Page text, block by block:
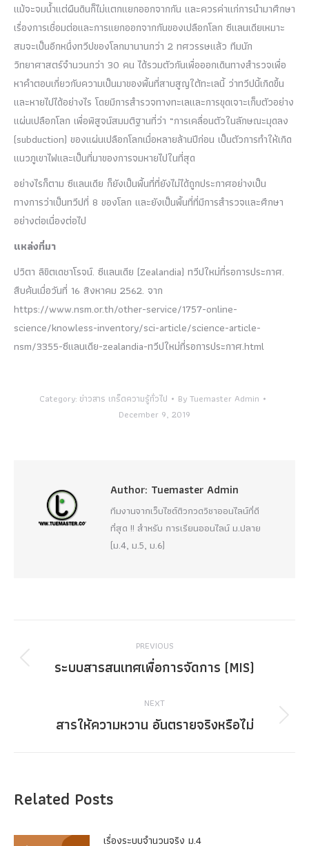
แม้จะจมน้ำแต่ผืนดินก็ไม่แตกแยกออกจากกัน และควรค่าแก่การนำมาศึกษา
เรื่องการเชื่อมต่อและการแยกออกจากกันของเปลือกโลก ซีแลนเดียเหมาะ
สมจะเป็นอีกหนึ่งทวีปของโลกมานานกว่า 2 ทศวรรษแล้ว ทีมนัก
วิทยาศาสตร์จำนวนกว่า 30 คน ได้รวมตัวกันเพื่อออกเดินทางสำรวจเพื่อ
หาคำตอบเกี่ยวกับความเป็นมาของพื้นที่สาบสูญใต้ทะเลนี้ ว่าทวีปนี้เกิดขึ้น
และหายไปได้อย่างไร โดยมีการสำรวจทางทะเลและการขุดเจาะเก็บตัวอย่าง
แผ่นเปลือกโลก เพื่อพิสูจน์สมมติฐานที่ว่า “การเคลื่อนตัวในลักษณะมุดลง
(subduction) ของแผ่นเปลือกโลกเมื่อหลายล้านปีก่อน เป็นตัวการทำให้เกิด
แนวภูเขาไฟและเป็นที่มาของการจมหายไปในที่สุด
อย่างไรก็ตาม ซีแลนเดีย ก็ยังเป็นพื้นที่ที่ยังไม่ได้ถูกประกาศอย่างเป็น
ทางการว่าเป็นทวีปที่ 8 ของโลก และยังเป็นพื้นที่ที่มีการสำรวจและศึกษา
อย่างต่อเนื่องต่อไป
แหล่งที่มา
ปวิตา ลิขิตเดชาโรจน์. ซีแลนเดีย (Zealandia) ทวีปใหม่ที่รอการประกาศ.
สืบค้นเมื่อวันที่ 16 สิงหาคม 2562. จาก
https://www.nsm.or.th/other-service/1757-online-
science/knowless-inventory/sci-article/science-article-
nsm/3355-ซีแลนเดีย-zealandia-ทวีปใหม่ที่รอการประกาศ.html
Category: ข่าวสาร เกร็ดความรู้ทั่วไป ByTuemaster Admin
December 9, 2019
Author: Tuemaster Admin
ทีมงานจากเว็บไซต์ติวกวดวิชาออนไลน์ที่ดี
ที่สุด !! สำหรับ การเรียนออนไลน์ ม.ปลาย
(ม.4, ม.5, ม.6)
navigation
PREVIOUS
Previous
ระบบสารสนเทศเพื่อการจัดการ (MIS)
NEXT
Next
สารให้ความหวาน อันตรายจริงหรือไม่
Related Posts
เรื่องระบบจํานวนจริง ม.4